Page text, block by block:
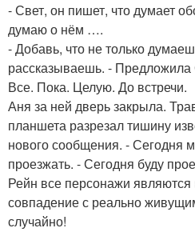
- Свет, он пишет, что думает
думаю о нём ….
- Добавь, что не только
рассказываешь. - Предложила
Все. Пока. Целую. До встречи.
Аня за ней дверь закрыла.
планшета разрезал тишину
нового сообщения. - Сегодня
проезжать. - Сегодня буду
Рейн все персонажи
совпадение с реально
случайно!